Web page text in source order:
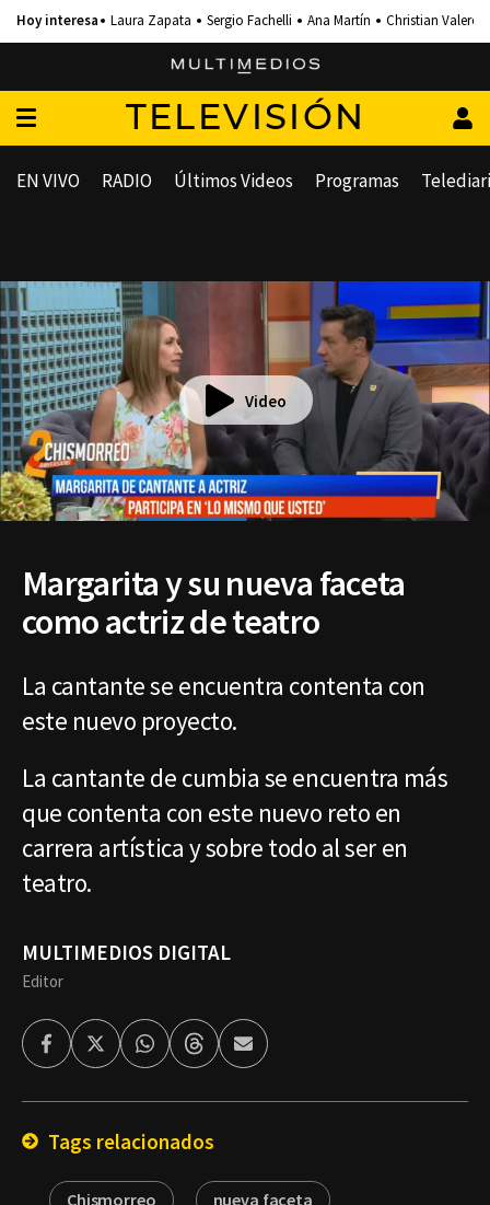
Laura Zapata Sergio Fachelli Ana Martín Christian Valero
TELEVISIÓN
EN VIVO RADIO Últimos Videos Programas
Video
Margarita y su nueva faceta
como actriz de teatro
La cantante se encuentra contenta con
este nuevo proyecto.
La cantante de cumbia se encuentra más
que contenta con este nuevo reto en
carrera artística y sobre todo al ser en
teatro.
MULTIMEDIOS DIGITAL
Editor
FacebookTwitterWhatsappThreadsEnviar
por
Tags relacionados
Chismorreo nueva faceta